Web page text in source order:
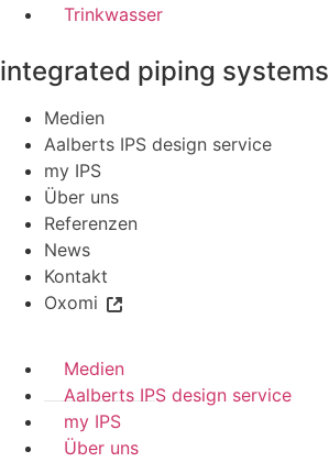
Trinkwasser
integrated piping systems
Medien
Aalberts IPS design service
my IPS
Über uns
Referenzen
News
Kontakt
Oxomi
Medien
Aalberts IPS design service
my IPS
Über uns